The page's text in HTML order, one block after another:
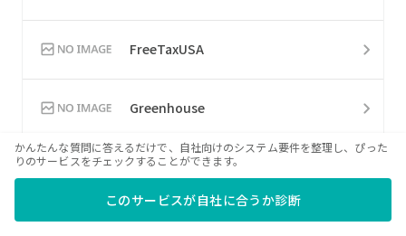
FreeTaxUSA
Greenhouse
H&R Block
HiHello
かんたんな質問に答えるだけで、自社向けのシステム要件を整理し、ぴった
りのサービスをチェックすることができます。
このサービスが自社に合うか診断